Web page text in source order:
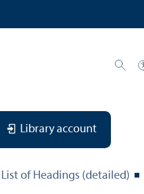
Library account
List of Headings (detailed)